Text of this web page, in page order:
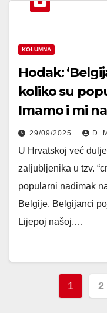
KOLUMNA
Hodak:
koliko su
Imamo i mi
29/09/2025 D.
U Hrvatskoj već
zaljubljenika u tzv.
popularni nadimak
Belgije. Belgijanci
Lijepoj našoj.…
Posts
1 2